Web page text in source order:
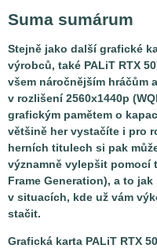
Suma sumárum
Stejně jako další grafické
výrobců, také PALiT RTX
všem náročnějším hráčům
v rozlišení 2560x1440p
grafickým pamětem o
většině her vystačíte i pro
herních titulech si pak
významně vylepšit pomocí
Frame Generation), a to
v situacích, kde už vám
stačit.
Grafická karta PALiT RTX